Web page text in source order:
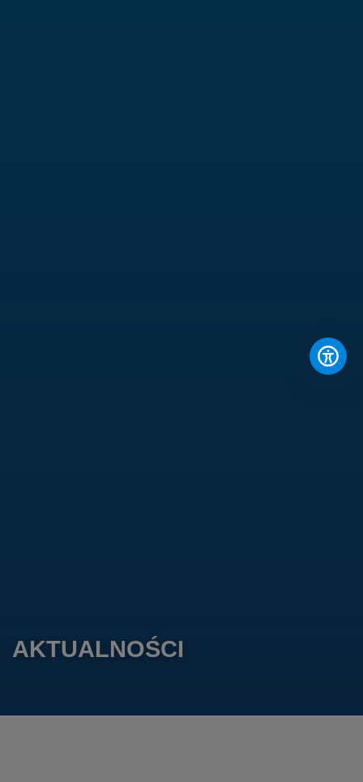
AKTUALNOŚCI